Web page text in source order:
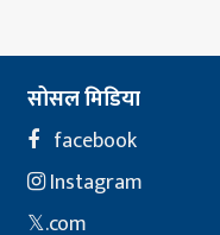
सोसल मिडिया
facebook
Instagram
𝕏.com